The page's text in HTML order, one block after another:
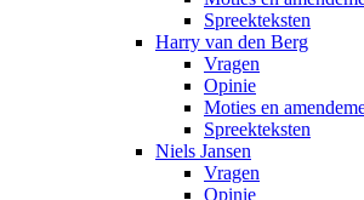
Spreekteksten
Harry van den Berg
Vragen
Opinie
Moties en
Spreekteksten
Niels Jansen
Vragen
Opinie